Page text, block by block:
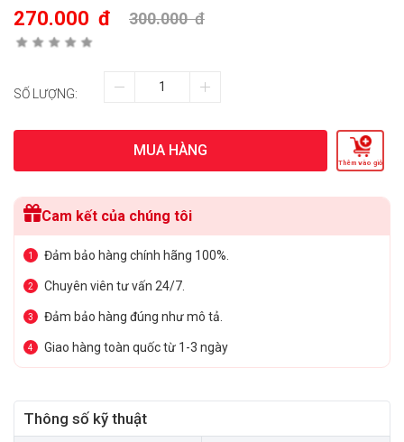
270.000 đ 300.000đ
SỐ LƯỢNG:
MUA HÀNG
Thêm vào giỏ
Cam kết của chúng tôi
1 Đảm bảo hàng chính hãng 100%.
2 Chuyên viên tư vấn 24/7.
3 Đảm bảo hàng đúng như mô tả.
4 Giao hàng toàn quốc từ 1-3 ngày
Thông số kỹ thuật